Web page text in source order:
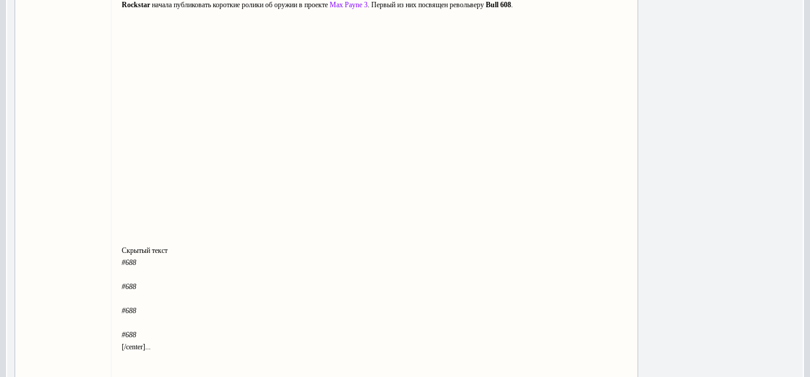
Rockstar начала публиковать короткие ролики об оружии в проекте Max Payne 3. Первый из них посвящен револьверу Bull 608.
Скрытый текст
#688
#688
#688
#688
[/center]...